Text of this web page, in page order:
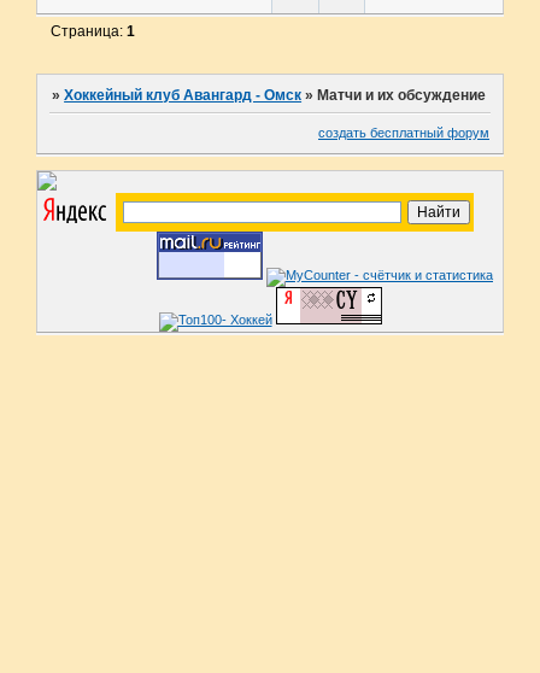
Страница:1
»Хоккейный клуб Авангард - Омск »Матчи и их обсуждение
создать бесплатный форум